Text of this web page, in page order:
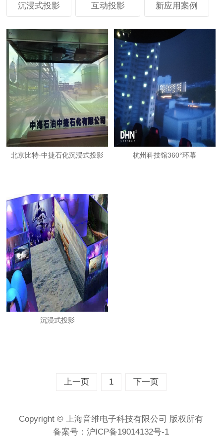
沉浸式投影 互动投影 新应用案例
北京比特-中捷石化沉浸式投影 杭州科技馆360°环幕
沉浸式投影
上一页 1 下一页
Copyright © 上海音维电子科技有限公司 版权所有
备案号： 沪ICP备19014132号-1